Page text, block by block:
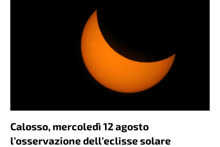
Calosso, mercoledì 12 agosto
l’osservazione dell’eclisse solare